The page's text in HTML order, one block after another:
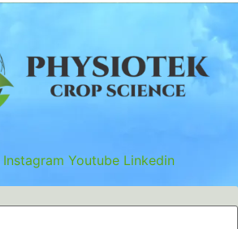
Instagram Youtube Linkedin